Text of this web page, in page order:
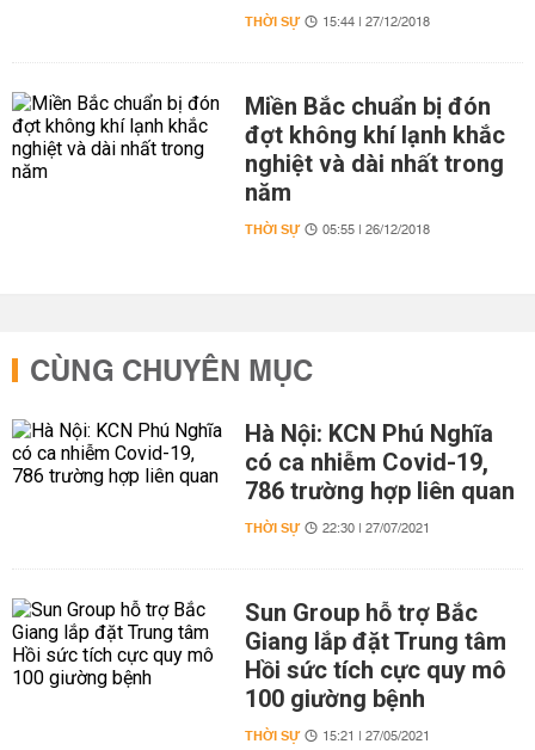
THỜI SỰ 15:44 | 27/12/2018
Miền Bắc chuẩn bị đón
đợt không khí lạnh khắc
nghiệt và dài nhất trong
năm
THỜI SỰ 05:55 | 26/12/2018
CÙNG CHUYÊN MỤC
Hà Nội: KCN Phú Nghĩa
có ca nhiễm Covid-19,
786 trường hợp liên quan
THỜI SỰ 22:30 | 27/07/2021
Sun Group hỗ trợ Bắc
Giang lắp đặt Trung tâm
Hồi sức tích cực quy mô
100 giường bệnh
THỜI SỰ 15:21 | 27/05/2021